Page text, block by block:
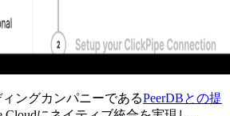
ィングカンパニーであるPeerDBとの提